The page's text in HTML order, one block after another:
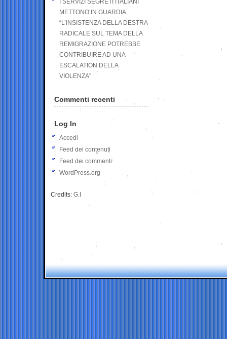
I SERVIZI SEGRETI ITALIANI
METTONO IN GUARDIA:
“L’INSISTENZA DELLA DESTRA
RADICALE SUL TEMA DELLA
REMIGRAZIONE POTREBBE
CONTRIBUIRE AD UNA
ESCALATION DELLA
VIOLENZA”
Commenti recenti
Log In
Accedi
Feed dei contenuti
Feed dei commenti
WordPress.org
Credits: G.I